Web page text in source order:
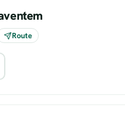
Route